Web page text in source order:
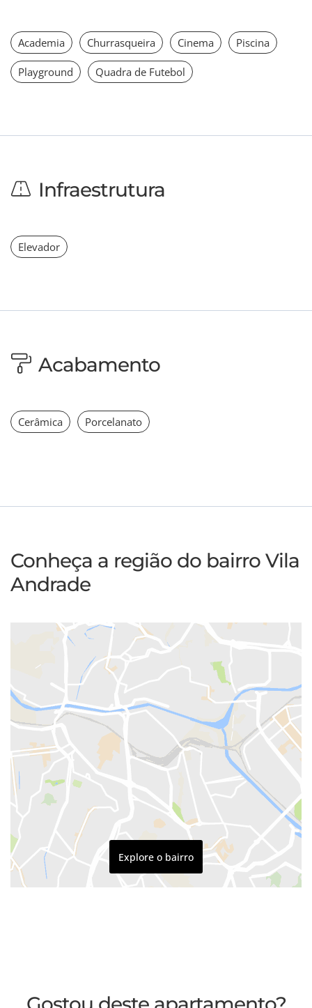
Academia Churrasqueira Cinema Piscina
Playground Quadra de Futebol
Infraestrutura
Elevador
Acabamento
Cerâmica Porcelanato
Conheça a região do bairro Vila
Andrade
Explore o bairro